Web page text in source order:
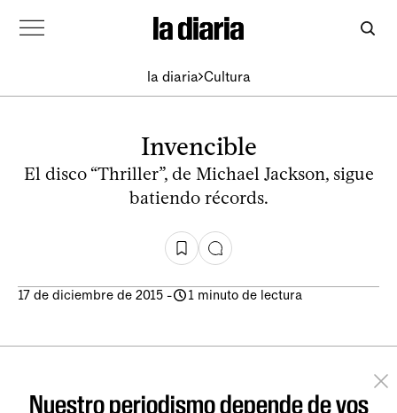
la diaria Cultura
Invencible
El disco “Thriller”, de Michael Jackson, sigue
batiendo récords.
17 de diciembre de 2015 - 1 minuto de lectura
Nuestro periodismo depende de vos